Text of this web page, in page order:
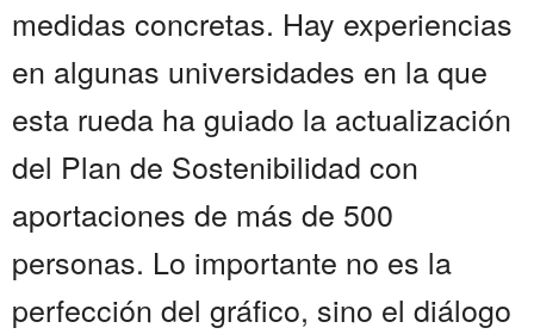
medidas concretas. Hay experiencias
en algunas universidades en la que
esta rueda ha guiado la actualización
del Plan de Sostenibilidad con
aportaciones de más de 500
personas. Lo importante no es la
perfección del gráfico, sino el diálogo